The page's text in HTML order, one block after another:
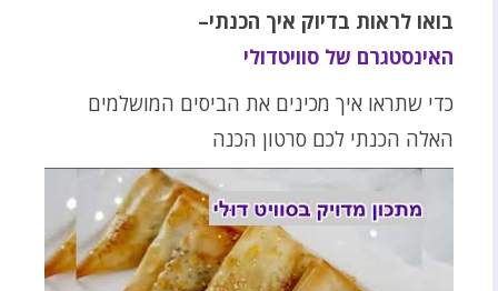
בואו לראות בדיוק איך הכנתי–
האינסטגרם של סוויטדולי
כדי שתראו איך מכינים את הביסים המושלמים
האלה הכנתי לכם סרטון הכנה